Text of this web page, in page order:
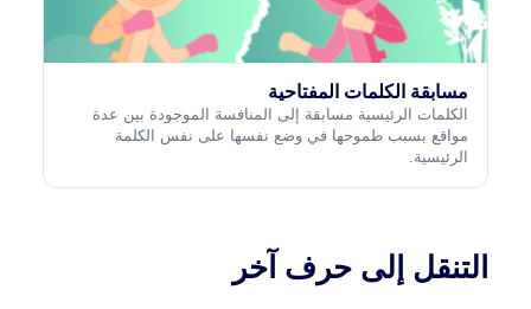
مسابقة الكلمات المفتاحية
الكلمات الرئيسية مسابقة إلى المنافسة الموجودة بين عدة
مواقع بسبب طموحها في وضع نفسها على نفس الكلمة
الرئيسية.
التنقل إلى حرف آخر